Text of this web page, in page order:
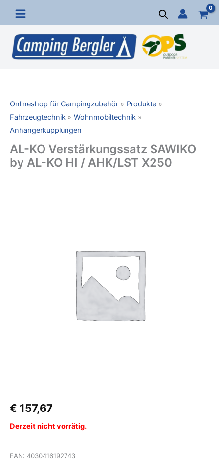
Inhalt
springen
Onlineshop für Campingzubehör
Produkte
Fahrzeugtechnik
Wohnmobiltechnik
Anhängerkupplungen
AL-KO Verstärkungssatz SAWIKO
by AL-KO HI / AHK/LST X250
€ 157,67
Derzeit nicht vorrätig.
EAN: 4030416192743